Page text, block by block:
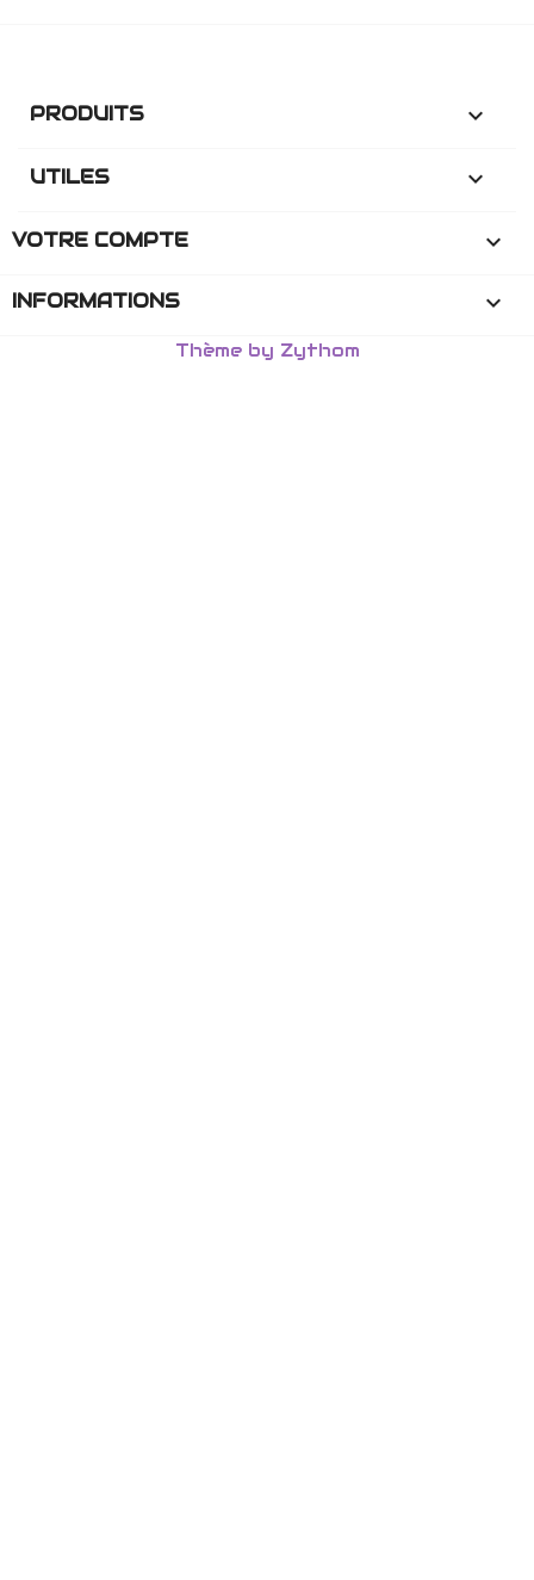
PRODUITS 
UTILES 
VOTRE COMPTE 
INFORMATIONS keyboard_arrow_down
Thème by Zythom